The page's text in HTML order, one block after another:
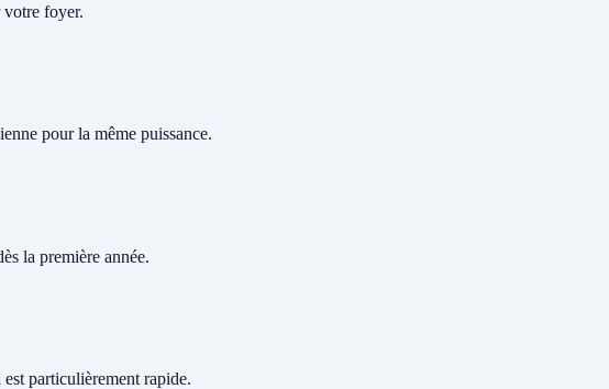
votre foyer.
pour la même puissance.
la première année.
particulièrement rapide.